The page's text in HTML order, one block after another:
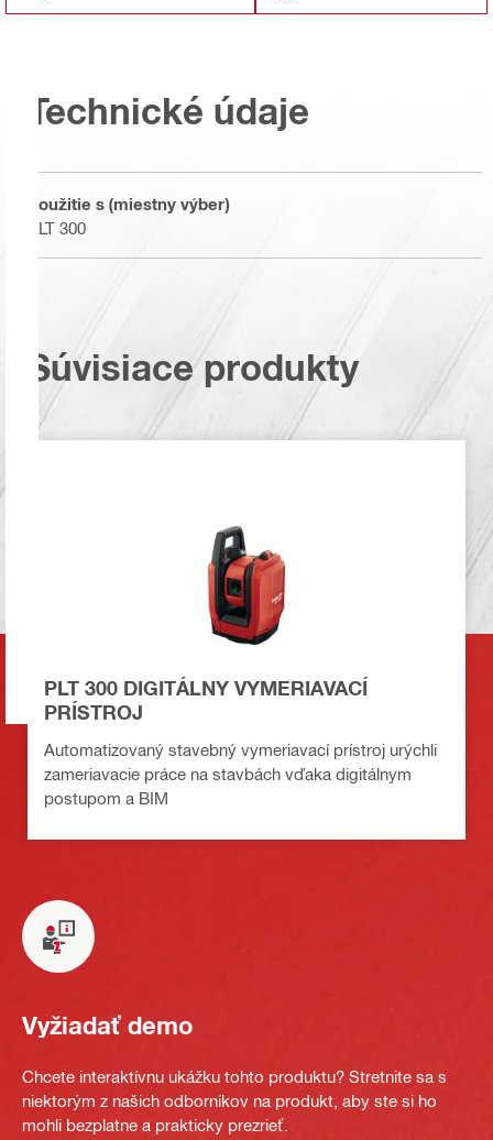
Technické údaje
Použitie s (miestny výber)
PLT 300
Súvisiace produkty
PLT 300 DIGITÁLNY VYMERIAVACÍ
PRÍSTROJ
Automatizovaný stavebný vymeriavací prístroj urýchli
zameriavacie práce na stavbách vďaka digitálnym
postupom a BIM
Vyžiadať demo
Chcete interaktívnu ukážku tohto produktu? Stretnite sa s
niektorým z našich odborníkov na produkt, aby ste si ho
mohli bezplatne a prakticky prezrieť.